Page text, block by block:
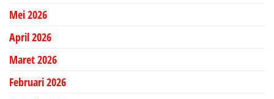
Mei 2026
April 2026
Maret 2026
Februari 2026